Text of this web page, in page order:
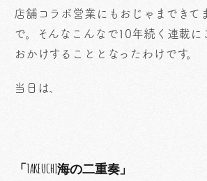
店舗コラボ営業にもおじゃまできて
で。そんなこんなで10年続く連載に
おかけすることとなったわけです。
当日は、
「TAKEUCHI海の二重奏」